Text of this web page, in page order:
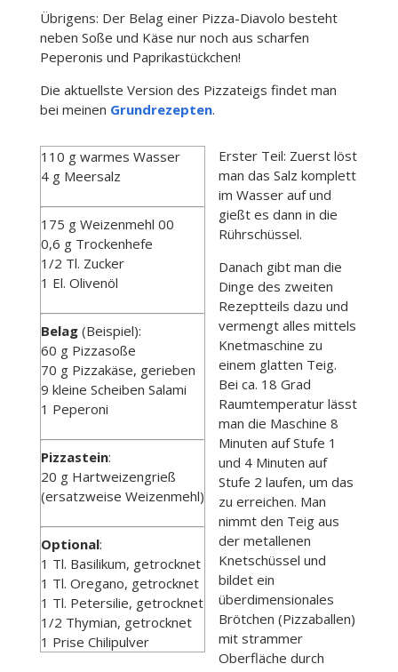
Übrigens: Der Belag einer Pizza-Diavolo besteht
neben Soße und Käse nur noch aus scharfen
Peperonis und Paprikastückchen!
Die aktuellste Version des Pizzateigs findet man
bei meinen Grundrezepten.
110 g warmes Wasser
4 g Meersalz
175 g Weizenmehl 00
0,6 g Trockenhefe
1/2 Tl. Zucker
1 El. Olivenöl
Belag(Beispiel):
60 g Pizzasoße
70 g Pizzakäse, gerieben
9 kleine Scheiben Salami
1 Peperoni
Pizzastein:
20 g Hartweizengrieß
(ersatzweise Weizenmehl)
Optional:
1 Tl. Basilikum, getrocknet
1 Tl. Oregano, getrocknet
1 Tl. Petersilie, getrocknet
1/2 Thymian, getrocknet
1 Prise Chilipulver
Erster Teil: Zuerst löst
man das Salz komplett
im Wasser auf und
gießt es dann in die
Rührschüssel.
Danach gibt man die
Dinge des zweiten
Rezeptteils dazu und
vermengt alles mittels
Knetmaschine zu
einem glatten Teig.
Bei ca. 18 Grad
Raumtemperatur lässt
man die Maschine 8
Minuten auf Stufe 1
und 4 Minuten auf
Stufe 2 laufen, um das
zu erreichen. Man
nimmt den Teig aus
der metallenen
Knetschüssel und
bildet ein
überdimensionales
Brötchen (Pizzaballen)
mit strammer
Oberfläche durch